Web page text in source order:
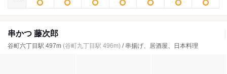
串かつ 藤次郎
谷町六丁目駅 497m (谷町九丁目駅 496m) / 串揚げ、居酒屋、日本料理